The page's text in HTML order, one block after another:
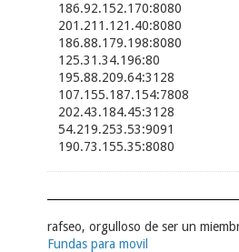
186.92.152.170:8080
201.211.121.40:8080
186.88.179.198:8080
125.31.34.196:80
195.88.209.64:3128
107.155.187.154:7808
202.43.184.45:3128
54.219.253.53:9091
190.73.155.35:8080
rafseo, orgulloso de ser un
Fundas para movil